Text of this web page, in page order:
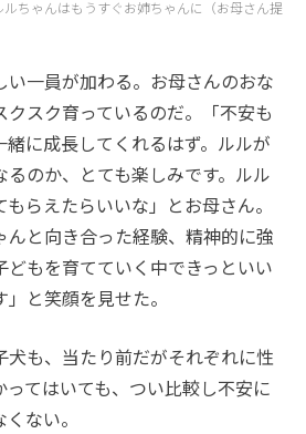
ちゃんはもうすぐお姉ちゃんに（お母さん提
一員が加わる。お母さんのおな
スク育っているのだ。「不安も
に成長してくれるはず。ルルが
るのか、とても楽しみです。ルル
らえたらいいな」とお母さん。
と向き合った経験、精神的に強
どもを育てていく中できっといい
と笑顔を見せた。
も、当たり前だがそれぞれに性
てはいても、つい比較し不安に
ない。